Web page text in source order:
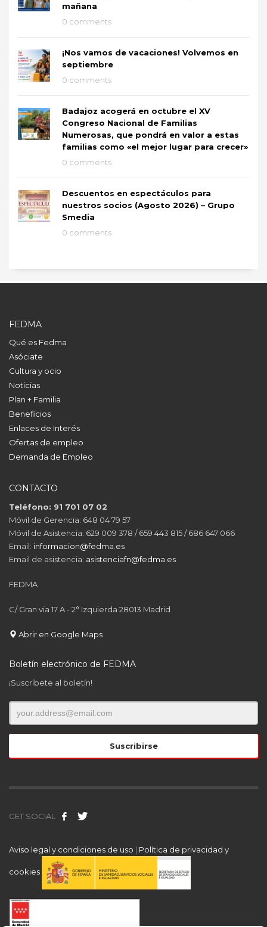
mañana
0 comments
¡Nos vamos de vacaciones! Volvemos en
septiembre
0 comments
Badajoz acogerá en octubre el XV
Congreso Nacional de Familias
Numerosas, que pondrá en valor a estas
familias como «el mejor lugar para crecer»
0 comments
Descuentos en espectáculos para
nuestros socios (Agosto 2026) – Grupo
Smedia
0 comments
FEDMA
Qué es Fedma
Asóciate
Cultura y ocio
Noticias
Plan + Familia
Beneficios
Enlaces de Interés
Ofertas de empleo
Demanda de Empleo
CONTACTO
Teléfono: 91 701 07 02
Móvil de Gerencia: 648 04 79 57
Móvil de Asistencia: 629 009 378 / 659 443 815 / 686 647 066
Email: informacion@fedma.es
Email de asistencia: asistenciafn@fedma.es
FEDMA
C/ Gran via 17 A - 2° Izquierda 28013 Madrid
Abrir en Google Maps
Boletín electrónico de FEDMA
¡Suscríbete al boletín!
GET SOCIAL
Aviso legal y condiciones de uso | Política de privacidad y
cookies